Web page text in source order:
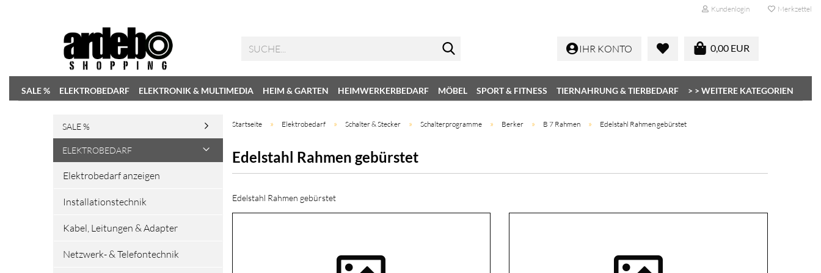
Kundenlogin Merkzettel
0,00 EUR
IHR KONTO
SALE % ELEKTROBEDARF ELEKTRONIK & MULTIMEDIA HEIM & GARTEN HEIMWERKERBEDARF MÖBEL SPORT & FITNESS TIERNAHRUNG & TIERBEDARF > > WEITERE KATEGORIEN
Startseite » Elektrobedarf » Schalter & Stecker » Schalterprogramme » Berker » B 7 Rahmen » Edelstahl Rahmen gebürstet
Edelstahl Rahmen gebürstet
Edelstahl Rahmen gebürstet
SALE %
ELEKTROBEDARF
Elektrobedarf anzeigen
Installationstechnik
Kabel, Leitungen & Adapter
Netzwerk- & Telefontechnik